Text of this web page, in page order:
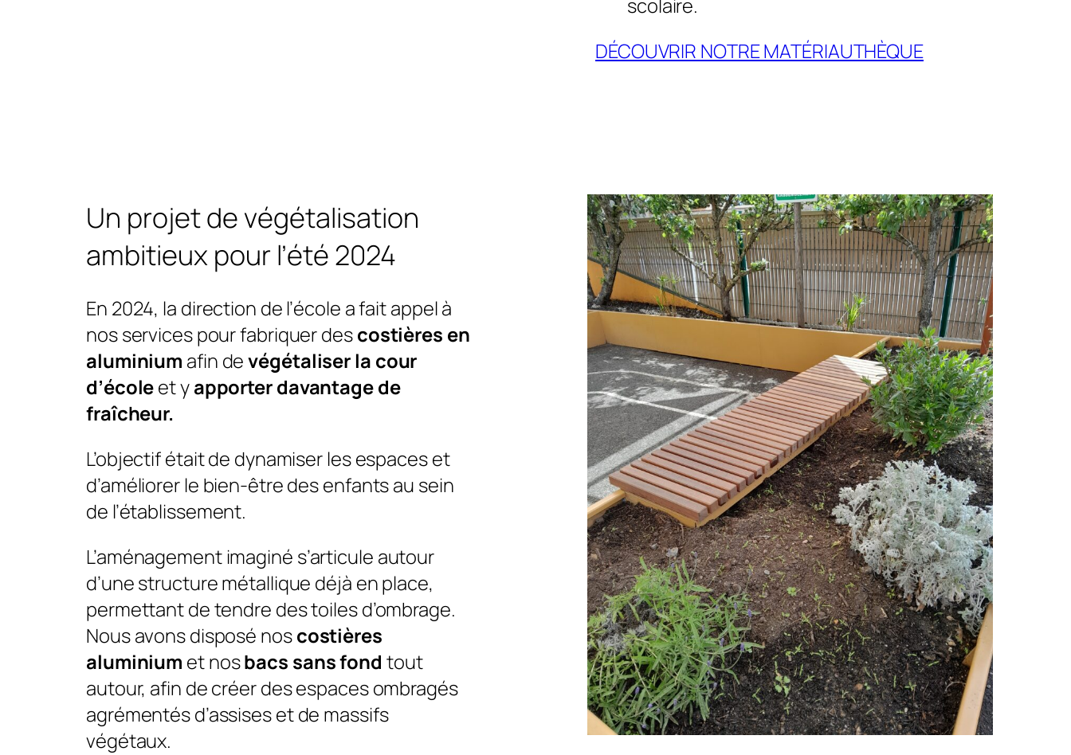
scolaire.
DÉCOUVRIR NOTRE MATÉRIAUTHÈQUE
Un projet de végétalisation
ambitieux pour l’été 2024
En 2024, la direction de l’école a fait appel à
nos services pour fabriquer descostières en
aluminium afin devégétaliser la cour
d’écoleet yapporter davantage de
fraîcheur.
L’objectif était de dynamiser les espaces et
d’améliorer le bien-être des enfants au sein
de l’établissement.
L’aménagement imaginé s’articule autour
d’une structure métallique déjà en place,
permettant de tendre des toiles d’ombrage.
Nous avons disposé noscostières
aluminium et nosbacs sans fond tout
autour, afin de créer des espaces ombragés
agrémentés d’assises et de massifs
végétaux.